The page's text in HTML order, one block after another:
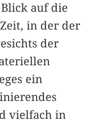
auf die
in der der
der
ein
vielfach in